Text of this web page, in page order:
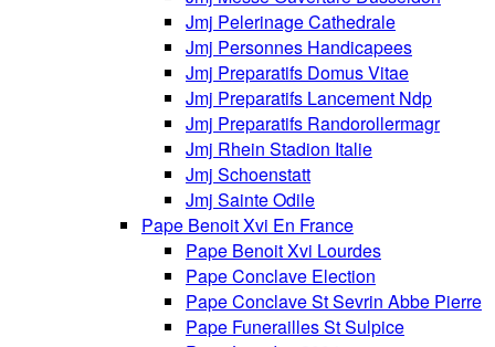
Jmj Pelerinage Cathedrale
Jmj Personnes Handicapees
Jmj Preparatifs Domus Vitae
Jmj Preparatifs Lancement Ndp
Jmj Preparatifs Randorollermagr
Jmj Rhein Stadion Italie
Jmj Schoenstatt
Jmj Sainte Odile
Pape Benoit Xvi En France
Pape Benoit Xvi Lourdes
Pape Conclave Election
Pape Conclave St Sevrin Abbe Pierre
Pape Funerailles St Sulpice